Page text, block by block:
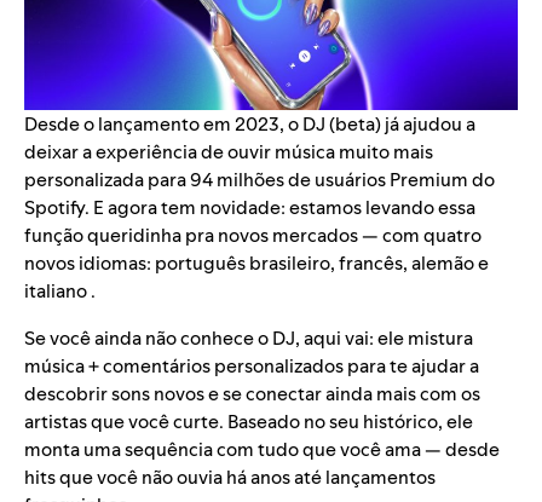
Desde o lançamento em 2023, oDJ (beta)já ajudou a
deixar a experiência de ouvir música muito mais
personalizada para 94 milhões de usuários Premium do
Spotify. E agora tem novidade: estamos levando essa
função queridinha pra novos mercados — com quatro
novos idiomas: português brasileiro, francês, alemão e
italiano .
Se você ainda não conhece o DJ, aqui vai: ele mistura
música + comentários personalizados para te ajudar a
descobrir sons novos e se conectar ainda mais com os
artistas que você curte. Baseado no seu histórico, ele
monta uma sequência com tudo que você ama — desde
hits que você não ouvia há anos até lançamentos